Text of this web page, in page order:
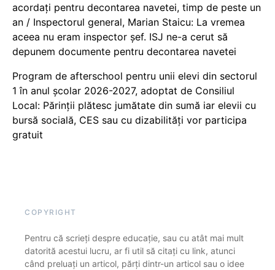
acordați pentru decontarea navetei, timp de peste un
an / Inspectorul general, Marian Staicu: La vremea
aceea nu eram inspector șef. ISJ ne-a cerut să
depunem documente pentru decontarea navetei
Program de afterschool pentru unii elevi din sectorul
1 în anul școlar 2026-2027, adoptat de Consiliul
Local: Părinții plătesc jumătate din sumă iar elevii cu
bursă socială, CES sau cu dizabilităţi vor participa
gratuit
COPYRIGHT
Pentru că scrieți despre educație, sau cu atât mai mult
datorită acestui lucru, ar fi util să citați cu link, atunci
când preluați un articol, părți dintr-un articol sau o idee